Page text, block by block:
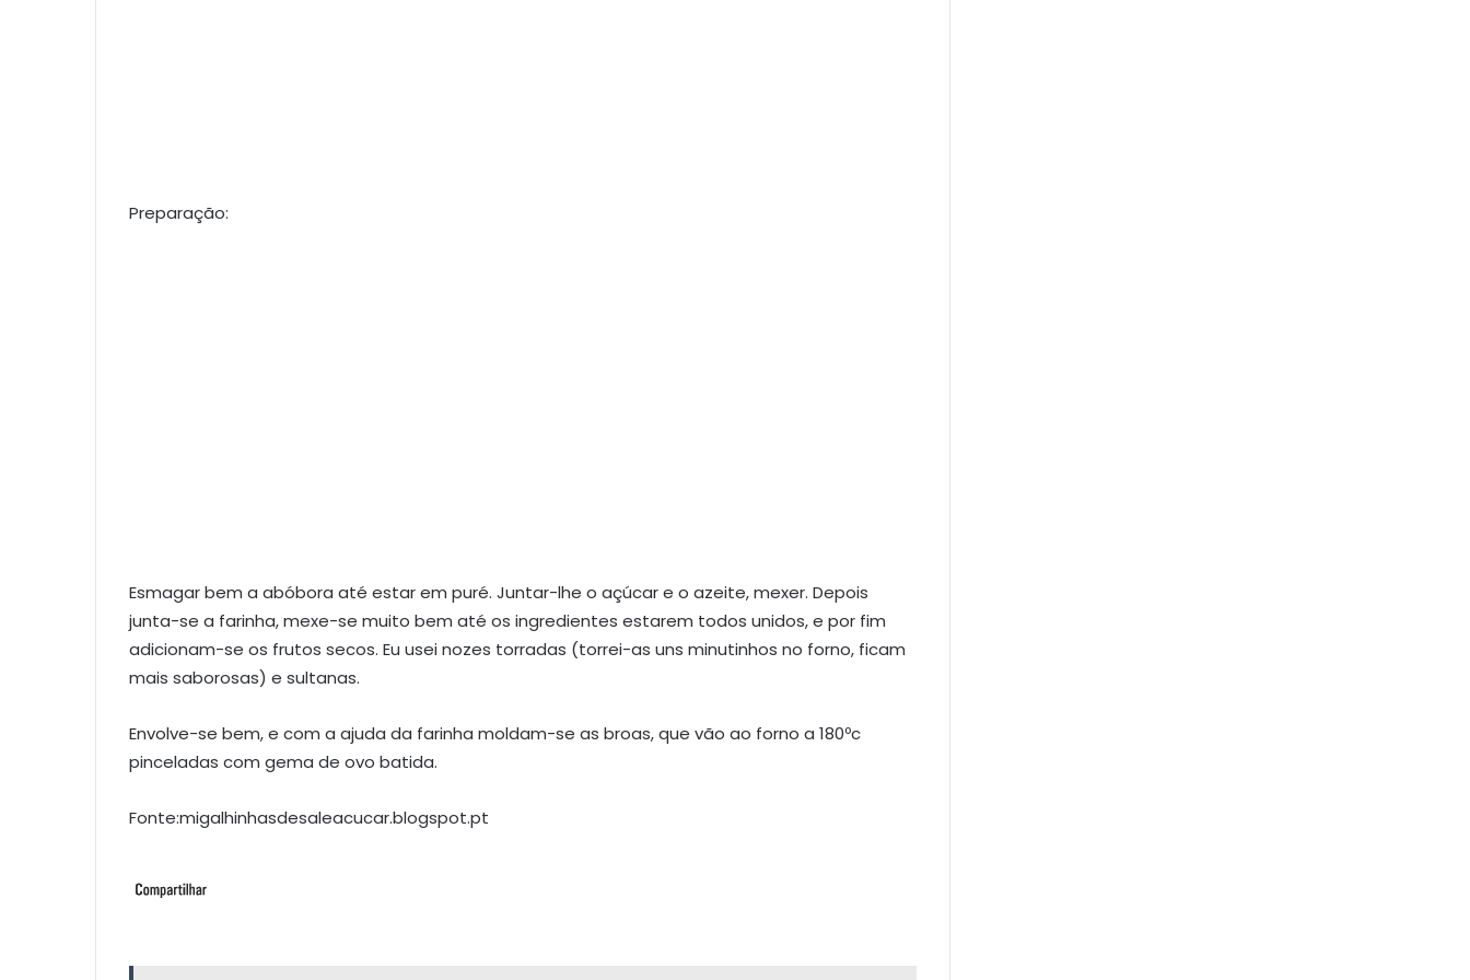
Preparação:
Esmagar bem a abóbora até estar em puré. Juntar-lhe o açúcar e o azeite, mexer. Depois
junta-se a farinha, mexe-se muito bem até os ingredientes estarem todos unidos, e por fim
adicionam-se os frutos secos. Eu usei nozes torradas (torrei-as uns minutinhos no forno, ficam
mais saborosas) e sultanas.
Envolve-se bem, e com a ajuda da farinha moldam-se as broas, que vão ao forno a 180ºc
pinceladas com gema de ovo batida.
Fonte:migalhinhasdesaleacucar.blogspot.pt